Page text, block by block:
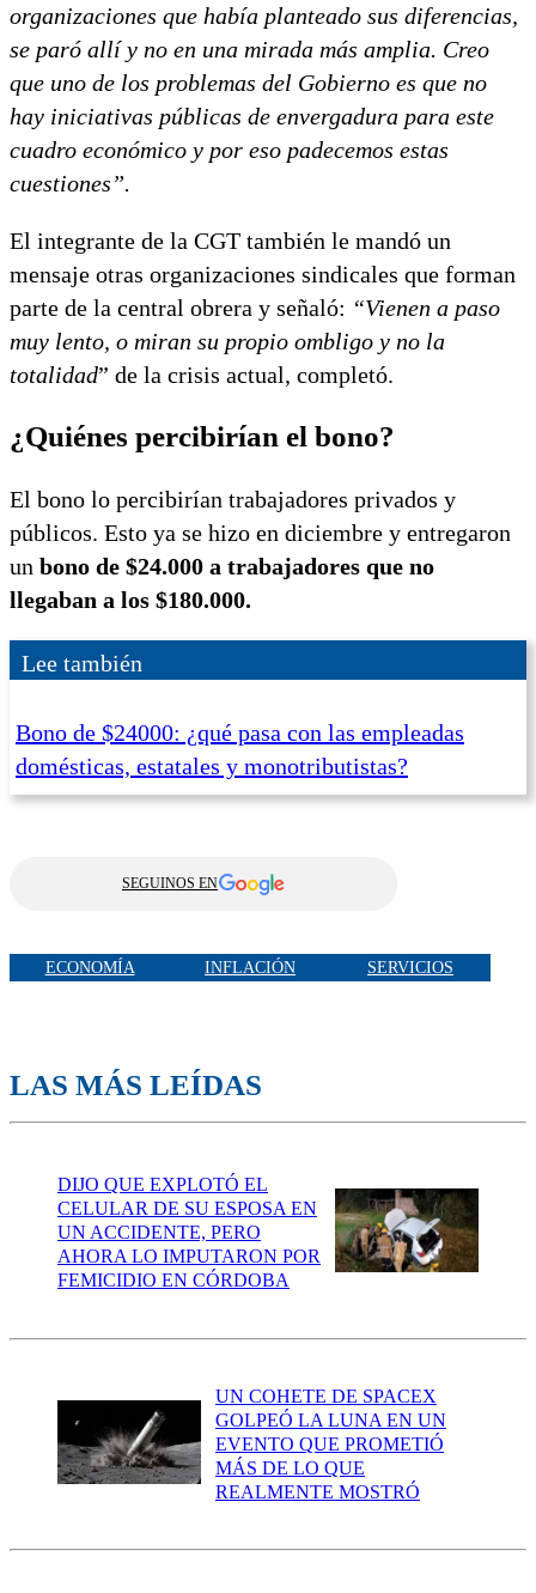
organizaciones que había planteado sus diferencias,
se paró allí y no en una mirada más amplia. Creo
que uno de los problemas del Gobierno es que no
hay iniciativas públicas de envergadura para este
cuadro económico y por eso padecemos estas
cuestiones”.
El integrante de la CGT también le mandó un
mensaje otras organizaciones sindicales que forman
parte de la central obrera y señaló: “Vienen a paso
muy lento, o miran su propio ombligo y no la
totalidad” de la crisis actual, completó.
¿Quiénes percibirían el bono?
El bono lo percibirían trabajadores privados y
públicos. Esto ya se hizo en diciembre y entregaron
un bono de $24.000 a trabajadores que no
llegaban a los $180.000.
Lee también
Bono de $24000: ¿qué pasa con las empleadas
domésticas, estatales y monotributistas?
SEGUINOS EN
ECONOMÍA INFLACIÓN SERVICIOS
LAS MÁS LEÍDAS
DIJO QUE EXPLOTÓ EL
CELULAR DE SU ESPOSA EN
UN ACCIDENTE, PERO
AHORA LO IMPUTARON POR
FEMICIDIO EN CÓRDOBA
UN COHETE DE SPACEX
GOLPEÓ LA LUNA EN UN
EVENTO QUE PROMETIÓ
MÁS DE LO QUE
REALMENTE MOSTRÓ